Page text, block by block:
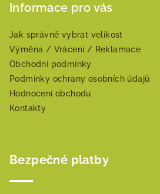
Informace pro vás
Jak správně vybrat velikost
Výměna / Vrácení / Reklamace
Obchodní podmínky
Podmínky ochrany osobních údajů
Hodnocení obchodu
Kontakty
Bezpečné platby